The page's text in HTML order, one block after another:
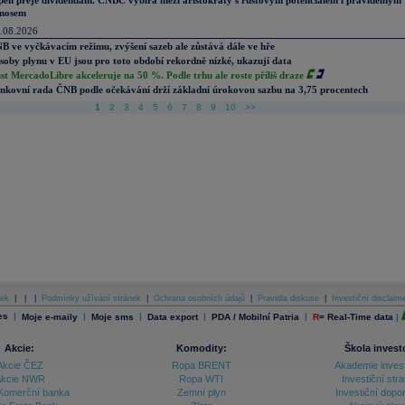
ve vyčkávacím režimu, zvýšení sazeb ale zůstává dále ve hře
plynu v EU jsou pro toto období rekordně nízké, ukazují data
MercadoLibre akceleruje na 50 %. Podle trhu ale roste příliš draze
rada ČNB podle očekávání drží základní úrokovou sazbu na 3,75 procentech
1 2 3 4 5 6 7 8 9 10 >>
Podmínky užívání stránek Ochrana osobních údajů Pravidla diskuse Investiční
| Moje e-maily | Moje sms | Data export | PDA / Mobilní Patria | R= Real-Time data |
Akcie:
ČEZ
NWR
banka
Komodity:
Ropa BRENT
Ropa WTI
Zemní plyn
Škola
Akademie
Investiční
Investiční